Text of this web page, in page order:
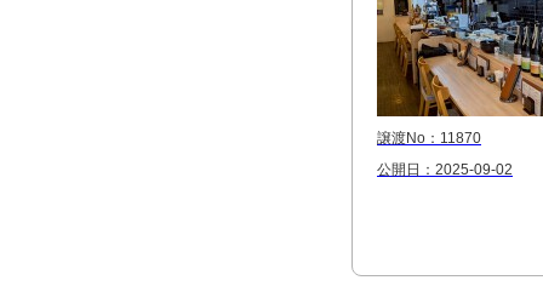
譲渡No：11870
公開日：2025-09-02